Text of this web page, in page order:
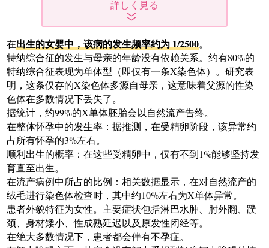
在出生的女婴中，该病的发生频率约为 1/2500。
特纳综合征的发生与母亲的年龄没有依赖关系。约有80%的
特纳综合征表现为单体型（即仅有一条X染色体）。研究表
明，这条仅存的X染色体多源自母亲，这意味着父源的性染
色体在多数情况下丢失了。
据统计，约99%的X单体胚胎会以自然流产告终。
在整体怀孕中的发生率：据推测，在受精卵阶段，该异常约
占所有怀孕的3%左右。
顺利出生的概率：在这些受精卵中，仅有不到1%能够坚持发
育直至出生。
在流产病例中所占的比例：相关数据显示，在对自然流产的
绒毛进行染色体检查时，其中约10%左右为X单体异常。
患者外貌特征为女性。主要症状包括淋巴水肿、肘外翻、蹼
颈、身材矮小、性成熟延迟以及原发性闭经等。
在绝大多数情况下，患者都会伴有不孕症。